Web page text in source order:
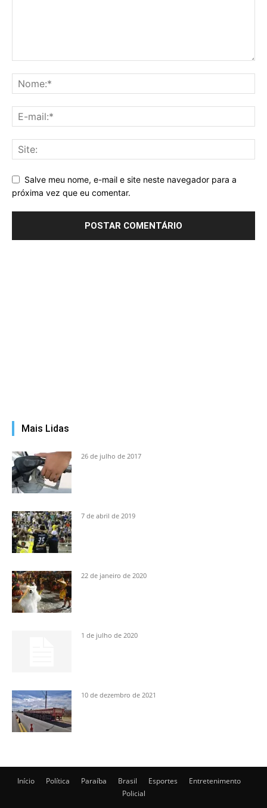
Salve meu nome, e-mail e site neste navegador para a
próxima vez que eu comentar.
Mais Lidas
26 de julho de 2017
7 de abril de 2019
22 de janeiro de 2020
1 de julho de 2020
10 de dezembro de 2021
Início Política Paraíba Brasil Esportes
Entretenimento
Policial